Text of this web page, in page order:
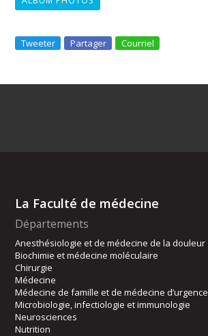
Tweeter Partager Courriel
La Faculté de médecine
Départements
Anesthésiologie et de médecine de la douleur
Biochimie et médecine moléculaire
Chirurgie
Médecine
Médecine de famille et de médecine d’urgence
Microbiologie, infectiologie et immunologie
Neurosciences
Nutrition